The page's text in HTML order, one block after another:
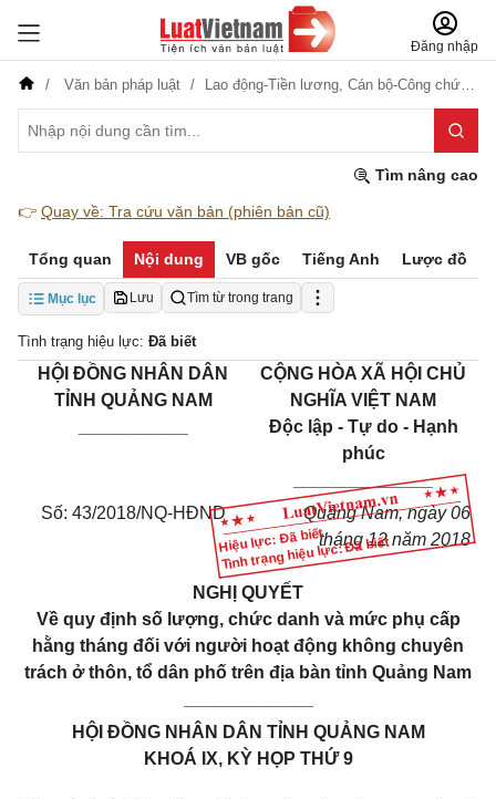
Đăng nhập
Văn bản pháp luật Lao động-Tiền lương, Cán bộ-Công chức-Viên chức
Tìm nâng cao
👉 Quay về: Tra cứu văn bản (phiên bản cũ)
Tổng quan Nội dung VB gốc Tiếng Anh Lược đồ
Mục lục Lưu Tìm từ trong trang
Tình trạng hiệu lực: Đã biết
Hiệu lực: Đã biết
Tình trạng hiệu lực: Đã biết
HỘI ĐỒNG NHÂN DÂN
TỈNH QUẢNG NAM
CỘNG HÒA XÃ HỘI CHỦ
NGHĨA VIỆT NAM
Độc lập - Tự do - Hạnh
phúc
______________
Số: 43/2018/NQ-HĐND
Quảng Nam, ngày 06
tháng 12 năm 2018
NGHỊ QUYẾT
Về quy định số lượng, chức danh và mức phụ cấp
hằng tháng đối với người hoạt động không chuyên
trách ở thôn, tổ dân phố trên địa bàn tỉnh Quảng Nam
HỘI ĐỒNG NHÂN DÂN TỈNH QUẢNG NAM
KHOÁ IX, KỲ HỌP THỨ 9